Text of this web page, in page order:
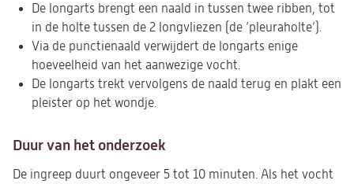
De longarts brengt een naald in tussen twee ribben, tot
in de holte tussen de 2 longvliezen (de ‘pleuraholte’).
Via de punctienaald verwijdert de longarts enige
hoeveelheid van het aanwezige vocht.
De longarts trekt vervolgens de naald terug en plakt een
pleister op het wondje.
Duur van het onderzoek
De ingreep duurt ongeveer 5 tot 10 minuten. Als het vocht